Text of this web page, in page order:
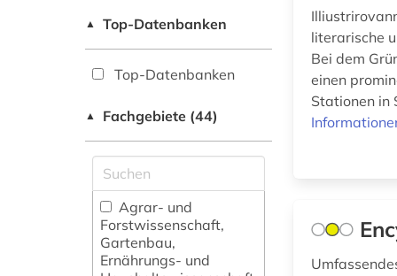
▲ Top-Datenbanken
Top-Datenbanken
▲ Fachgebiete (44)
Agrar- und
Forstwissenschaft,
Gartenbau,
Ernährungs- und
literarische
Bei dem
einen
Stationen in